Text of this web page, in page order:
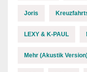
Joris
LEXY & K-PAUL
Mehr (Akustik